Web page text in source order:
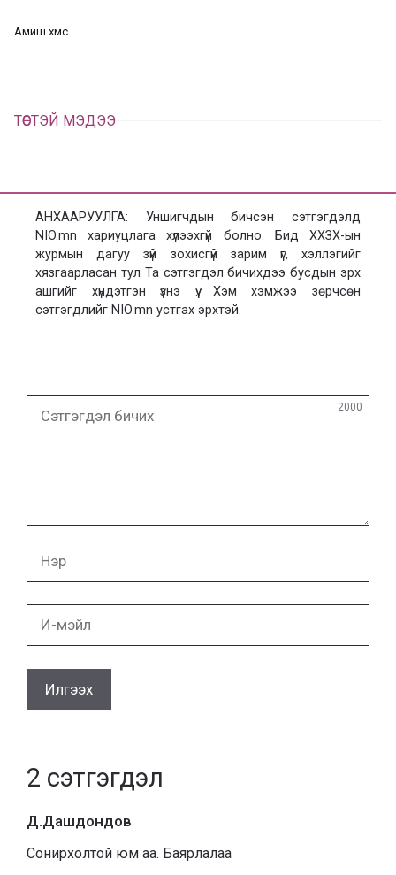
Амиш хүмүүс
ТӨСТЭЙ МЭДЭЭ
АНХААРУУЛГА: Уншигчдын бичсэн сэтгэгдэлд
NIO.mn хариуцлага хүлээхгүй болно. Бид ХХЗХ-ын
журмын дагуу зүй зохисгүй зарим үг, хэллэгийг
хязгаарласан тул Та сэтгэгдэл бичихдээ бусдын эрх
ашгийг хүндэтгэн үзнэ үү. Хэм хэмжээ зөрчсөн
сэтгэгдлийг NIO.mn устгах эрхтэй.
бичих
2000
2 сэтгэгдэл
Д.Дашдондов
Сонирхолтой юм аа. Баярлалаа